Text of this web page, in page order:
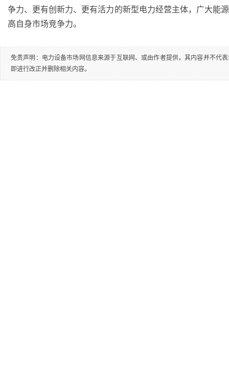
争力、更有创新力、更有活力的新型电力经营主体，广大能
高自身市场竞争力。
免责声明：电力设备市场网信息来源于互联网、或由作者提供，其内容并不代
即进行改正并删除相关内容。